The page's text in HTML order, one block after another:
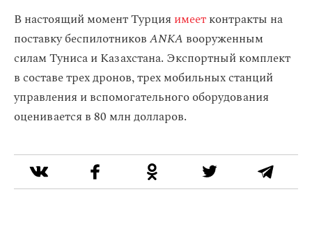
В настоящий момент Турция имеетконтракты на
поставку беспилотниковANKA вооруженным
силам Туниса и Казахстана. Экспортный комплект
в составе трех дронов, трех мобильных станций
управления и вспомогательного оборудования
оценивается в 80 млн долларов.